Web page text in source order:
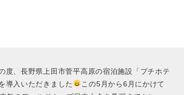
度、長野県上田市菅平高原の宿泊施設「プチホテ
導入いただきました
この5月から6月にかけて